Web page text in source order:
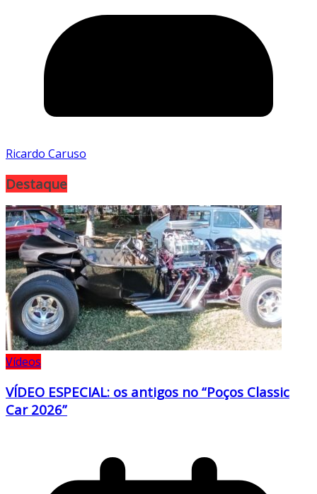
Ricardo Caruso
Destaque
Vídeos
VÍDEO ESPECIAL: os antigos no “Poços Classic
Car 2026”